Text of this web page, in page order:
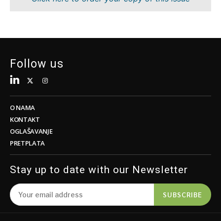
Održivost
Tehnologija
Telekom
Transport
Trgovina
Insights
Intervju
Analiza
Održivost
Turizam
Trgovina
Insights
Intervju
Mišljenje
Svet
Analiza
Discover
Follow us
O NAMA
KONTAKT
OGLAŠAVANJE
PRETPLATA
Stay up to date with our Newsletter
SUBSCRIBE